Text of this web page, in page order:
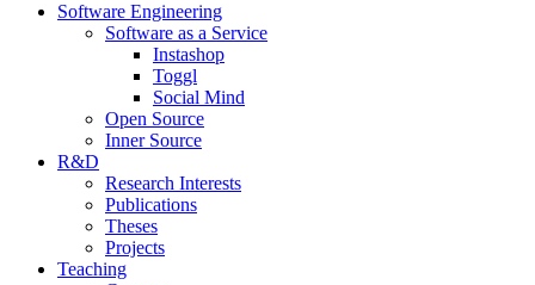
Software Engineering
Software as a Service
Instashop
Toggl
Social Mind
Open Source
Inner Source
R&D
Research Interests
Publications
Theses
Projects
Teaching